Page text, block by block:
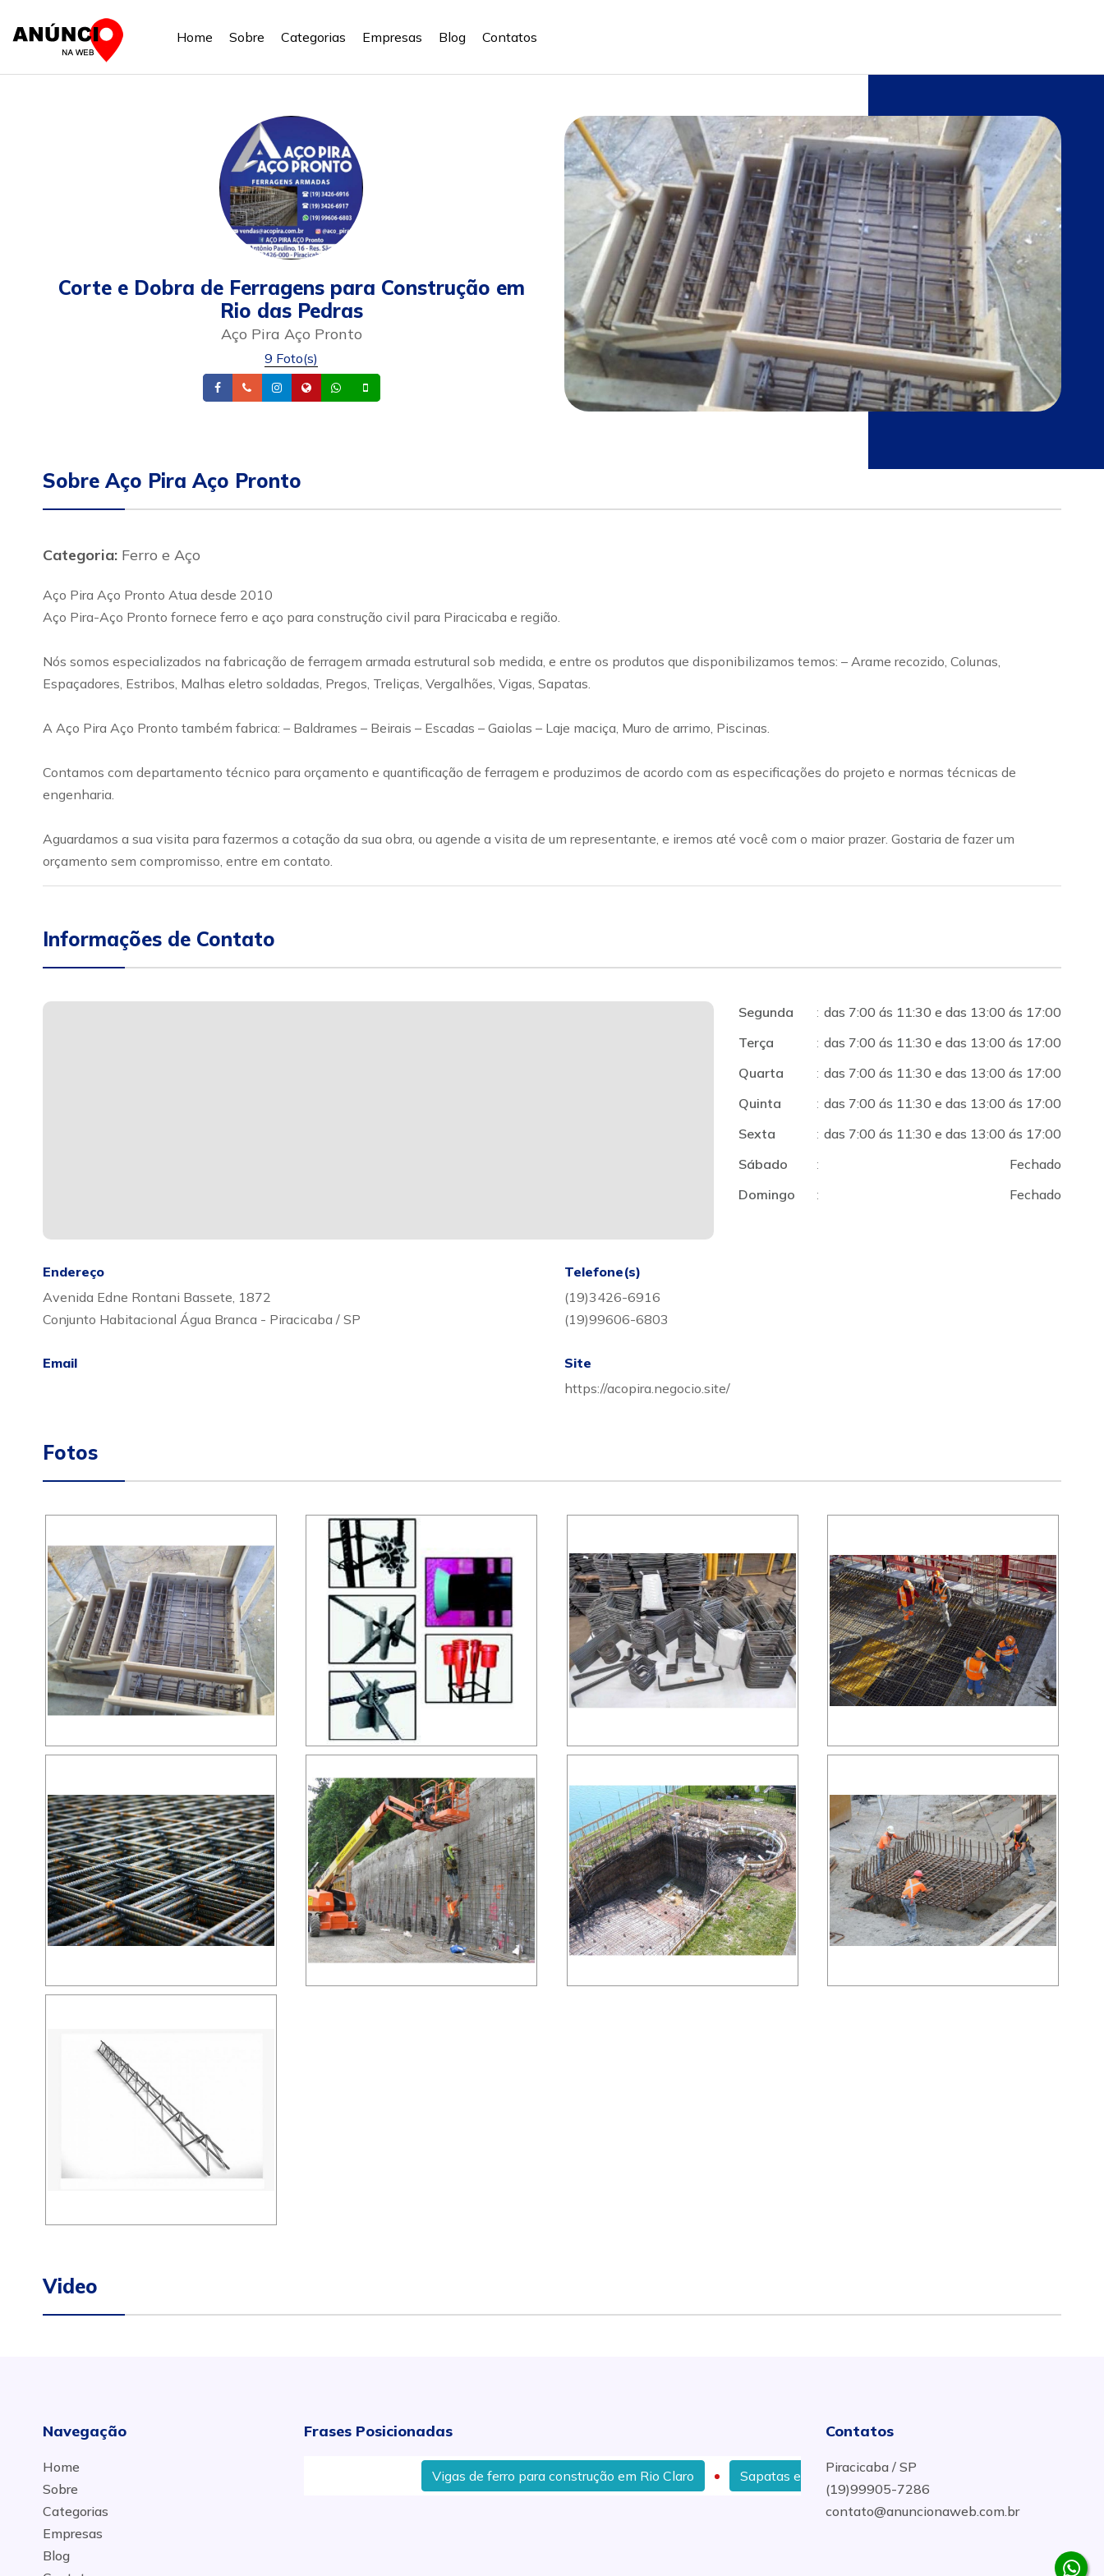
Home Sobre Categorias Empresas Blog Contatos
Corte e Dobra de Ferragens para Construção em
Rio das Pedras
Aço Pira Aço Pronto
9 Foto(s)
FacebookTelefoneInstagram
Site Whatsapp
Sobre Aço Pira Aço Pronto
Categoria: Ferro e Aço
Aço Pira Aço Pronto Atua desde 2010
Aço Pira-Aço Pronto fornece ferro e aço para construção civil para Piracicaba e região.
Nós somos especializados na fabricação de ferragem armada estrutural sob medida, e entre os produtos que disponibilizamos temos: – Arame recozido, Colunas,
Espaçadores, Estribos, Malhas eletro soldadas, Pregos, Treliças, Vergalhões, Vigas, Sapatas.
A Aço Pira Aço Pronto também fabrica: – Baldrames – Beirais – Escadas – Gaiolas – Laje maciça, Muro de arrimo, Piscinas.
Contamos com departamento técnico para orçamento e quantificação de ferragem e produzimos de acordo com as especificações do projeto e normas técnicas de
engenharia.
Aguardamos a sua visita para fazermos a cotação da sua obra, ou agende a visita de um representante, e iremos até você com o maior prazer. Gostaria de fazer um
orçamento sem compromisso, entre em contato.
Informações de Contato
Segunda : das 7:00 ás 11:30 e das 13:00 ás 17:00
Terça
: das 7:00 ás 11:30 e das 13:00 ás 17:00
Quarta
: das 7:00 ás 11:30 e das 13:00 ás 17:00
Quinta
: das 7:00 ás 11:30 e das 13:00 ás 17:00
Sexta
: das 7:00 ás 11:30 e das 13:00 ás 17:00
Sábado
:
Fechado
Domingo
: Fechado
Endereço
Avenida Edne Rontani Bassete, 1872
Conjunto Habitacional Água Branca - Piracicaba / SP
Telefone(s)
(19)3426-6916
(19)99606-6803
Email
Site
https://acopira.negocio.site/
Fotos
Video
Navegação
Home
Sobre
Categorias
Empresas
Blog
Frases Posicionadas
Vigas de ferro para construção em Rio Claro Sapatas e Baldrame para Construção em Rio Claro
Contatos
Piracicaba / SP
(19)99905-7286
contato@anuncionaweb.com.br